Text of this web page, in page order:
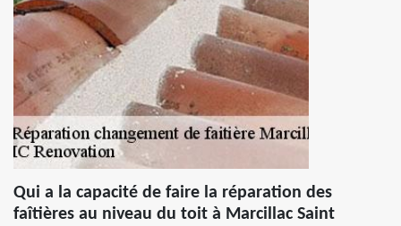
Qui a la capacité de faire la réparation des
faîtières au niveau du toit à Marcillac Saint